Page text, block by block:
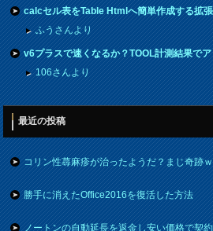
calcセル表をTable Htmlへ簡単作成する拡
ふうさんより
v6プラスで速くなるか？TOOL計測結果で
106さんより
最近の投稿
コリン性蕁麻疹が治ったようだ？まじ奇跡ｗ
勝手に消えたOffice2016を復活した方法
ノートンの自動延長を返金し安い価格で契